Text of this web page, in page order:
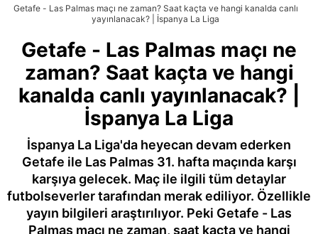
Getafe - Las Palmas maçı ne zaman? Saat kaçta ve hangi kanalda canlı
yayınlanacak? | İspanya La Liga
Getafe - Las Palmas maçı ne
zaman? Saat kaçta ve hangi
kanalda canlı yayınlanacak? |
İspanya La Liga
İspanya La Liga'da heyecan devam ederken
Getafe ile Las Palmas 31. hafta maçında karşı
karşıya gelecek. Maç ile ilgili tüm detaylar
futbolseverler tarafından merak ediliyor. Özellikle
yayın bilgileri araştırılıyor. Peki Getafe - Las
Palmas maçı ne zaman, saat kaçta ve hangi